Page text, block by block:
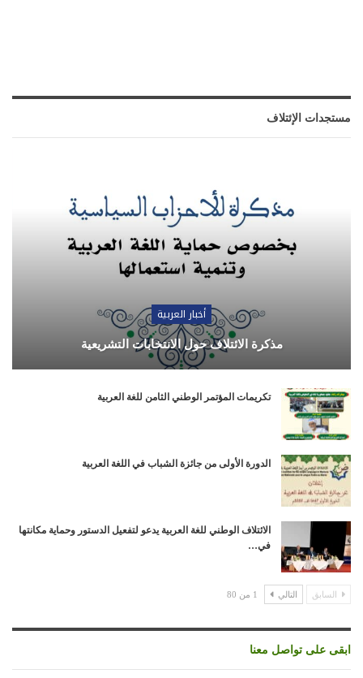
مستجدات الإئتلاف
أخبار العربية
مذكرة الائتلاف حول الانتخابات التشريعية
تكريمات المؤتمر الوطني الثامن للغة العربية
الدورة الأولى من جائزة الشباب في اللغة العربية
الائتلاف الوطني للغة العربية يدعو لتفعيل الدستور وحماية مكانتها
في…
السابق التالي 1 من 80
ابقى على تواصل معنا